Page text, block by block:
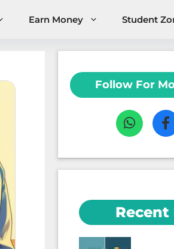
Earn Money Student
Follow For
Recent